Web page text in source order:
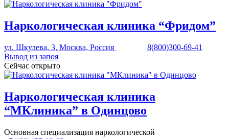
Наркологическая клиника “Фридом”
ул. Шкулева, 3, Москва, Россия
8(800)300-69-41
Вывод из запоя
Сейчас открыто
Наркологическая клиника
“МКлиника” в Одинцово
Основная специализация наркологической